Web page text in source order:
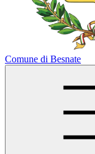
Comune di Besnate